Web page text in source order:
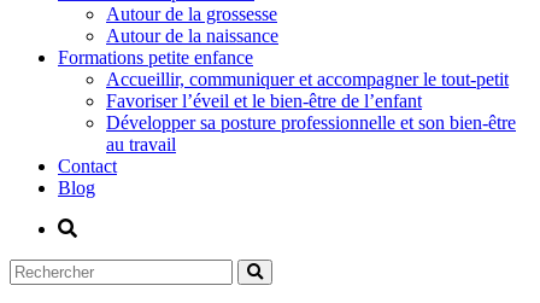
Autour de la grossesse
Autour de la naissance
Formations petite enfance
Accueillir, communiquer et accompagner le tout-petit
Favoriser l’éveil et le bien-être de l’enfant
Développer sa posture professionnelle et son bien-être
au travail
Contact
Blog